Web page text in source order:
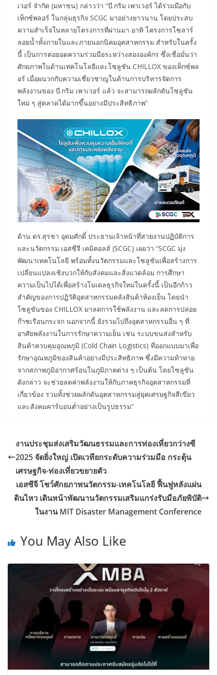
เวอร์ จำกัด (มหาชน) กล่าวว่า “บี.กริม เพาเวอร์ ได้ร่วมมือกับ
เท็กซ์พลอร์ ในกลุ่มธุรกิจ SCGC มาอย่างยาวนาน โดยประสบ
ความสำเร็จในหลายโครงการที่ผ่านมา อาทิ โครงการโซลาร์
ลอยน้ำทั้งภายในและภายนอกนิคมอุตสาหกรรม สำหรับในครั้ง
นี้ เป็นการต่อยอดความร่วมมือระหว่างสององค์กร ซึ่งเชื่อมั่นว่า
ศักยภาพในด้านเทคโนโลยีและโซลูชัน CHILLOX ของเท็กซ์พล
อร์ เมื่อผนวกกับความเชี่ยวชาญในด้านการบริหารจัดการ
พลังงานของ บี.กริม เพาเวอร์ แล้ว จะสามารถผลักดันโซลูชัน
ใหม่ ๆ สู่ตลาดได้มากขึ้นอย่างมีประสิทธิภาพ”
ด้าน ดร.สุรชา อุดมศักดิ์ ประธานเจ้าหน้าที่สายงานปฏิบัติการ
และนวัตกรรม เอสซีจี เคมิคอลส์ (SCGC) เผยว่า “SCGC มุ่ง
พัฒนาเทคโนโลยี พร้อมทั้งนวัตกรรมและโซลูชันเพื่อสร้างการ
เปลี่ยนแปลงเชิงบวกให้กับสังคมและสิ่งแวดล้อม การศึกษา
ความเป็นไปได้เพื่อสร้างโมเดลธุรกิจใหม่ในครั้งนี้ เป็นอีกก้าว
สำคัญของการปฏิวัติอุตสาหกรรมคลังสินค้าห้องเย็น โดยนำ
โซลูชันของ CHILLOX มาลดการใช้พลังงาน และลดการปล่อย
ก๊าซเรือนกระจก นอกจากนี้ ยังรวมไปถึงอุตสาหกรรมอื่น ๆ ที่
อาศัยพลังงานในการรักษาความเย็น เช่น ระบบขนส่งสำหรับ
สินค้าควบคุมอุณหภูมิ (Cold Chain Logistics) ที่ออกแบบมาเพื่อ
รักษาอุณหภูมิของสินค้าอย่างมีประสิทธิภาพ ซึ่งมีความท้าทาย
จากสภาพภูมิอากาศร้อนในภูมิภาคต่าง ๆ เป็นต้น โดยโซลูชัน
ดังกล่าว จะช่วยลดค่าพลังงานให้กับภาคธุรกิจอุตสาหกรรมที่
เกี่ยวข้อง รวมทั้งช่วยผลักดันอุตสาหกรรมสู่ยุคเศรษฐกิจสีเขียว
และสังคมคาร์บอนต่ำอย่างเป็นรูปธรรม”
งานประชุมส่งเสริมวัฒนธรรมและการท่องเที่ยวกว่างซี
2025 จัดยิ่งใหญ่ เปิดเวทียกระดับความร่วมมือ กระตุ้น
เศรษฐกิจ-ท่องเที่ยวขยายตัว
เอสซีจี โชว์ศักยภาพนวัตกรรม-เทคโนโลยี ฟื้นฟูหลังแผ่น
ดินไหว เดินหน้าพัฒนานวัตกรรมเสริมแกร่งรับมือภัยพิบัติ
ในงาน MIT Disaster Management Conference
You May Also Like